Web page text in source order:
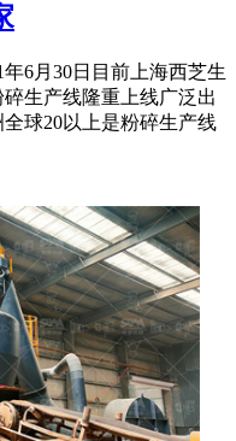
6月30日目前上海西芝生
生产线隆重上线广泛出
球20以上是粉碎生产线